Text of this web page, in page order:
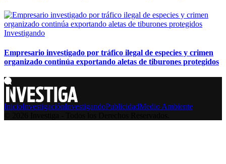
Investigando
Empresario investigado por tráfico ilegal de especies y crimen
organizado continúa exportando aletas de tiburones protegidos
InicioInvestigaciónInvestigandoPublicidadMedio Ambiente